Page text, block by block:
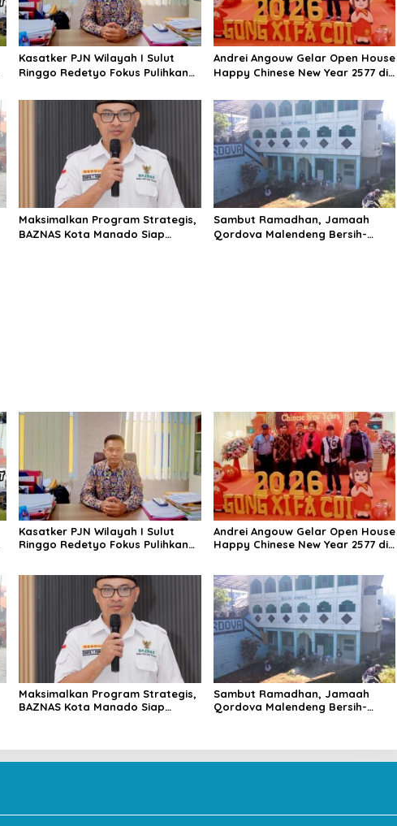
Kasatker PJN Wilayah I Sulut
Ringgo Redetyo Fokus Pulihkan
2026
Andrei Angouw Gelar Open House
Happy Chinese New Year 2577 di
Maksimalkan Program Strategis,
BAZNAS Kota Manado Siap
Sambut Ramadhan, Jamaah
Qordova Malendeng Bersih-
Kasatker PJN Wilayah I Sulut
Ringgo Redetyo Fokus Pulihkan
Andrei Angouw Gelar Open House
Happy Chinese New Year 2577 di
Maksimalkan Program Strategis,
BAZNAS Kota Manado Siap
Sambut Ramadhan, Jamaah
Qordova Malendeng Bersih-